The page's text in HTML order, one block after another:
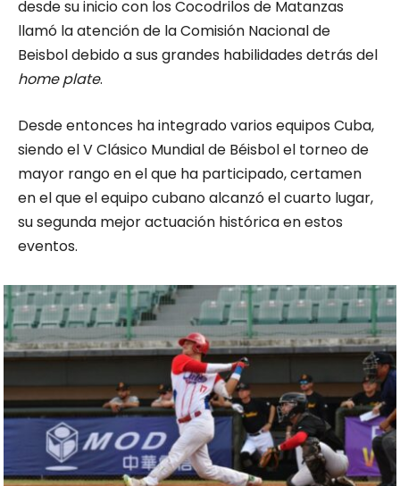
desde su inicio con los Cocodrilos de Matanzas
llamó la atención de la Comisión Nacional de
Beisbol debido a sus grandes habilidades detrás del
home plate.
Desde entonces ha integrado varios equipos Cuba,
siendo el V Clásico Mundial de Béisbol el torneo de
mayor rango en el que ha participado, certamen
en el que el equipo cubano alcanzó el cuarto lugar,
su segunda mejor actuación histórica en estos
eventos.